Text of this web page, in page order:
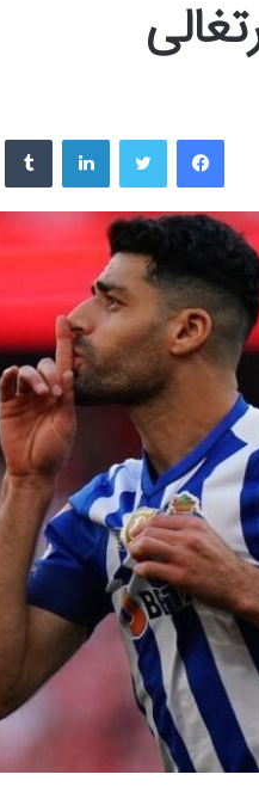
فیسبوک لینکداین